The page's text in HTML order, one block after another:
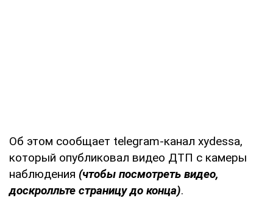
Об этом сообщает telegram-канал xydessa,
который опубликовал видео ДТП с камеры
наблюдения (чтобы посмотреть видео,
доскролльте страницу до конца).